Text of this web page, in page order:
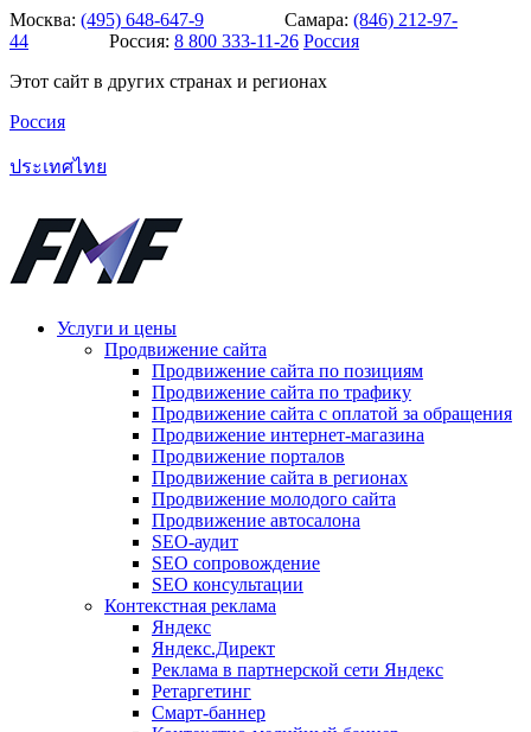
Москва: (495) 648-647-9 Самара: (846) 212-97-
44
Россия: 8 800 333-11-26 Россия
Этот сайт в других странах и регионах
Россия
ประเทศไทย
Услуги и цены
Продвижение сайта
Продвижение сайта по позициям
Продвижение сайта по трафику
Продвижение сайта с оплатой за обращения
Продвижение интернет-магазина
Продвижение порталов
Продвижение сайта в регионах
Продвижение молодого сайта
Продвижение автосалона
SEO-аудит
SEO сопровождение
SEO консультации
Контекстная реклама
Яндекс
Яндекс.Директ
Реклама в партнерской сети Яндекс
Ретаргетинг
Смарт-баннер